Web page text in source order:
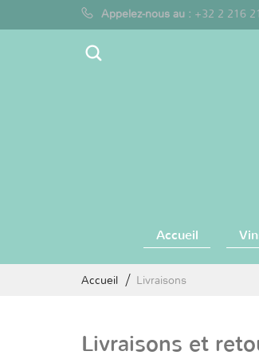
Appelez-nous au : +32 2 216
Accueil
Accueil Livraisons
Livraisons et